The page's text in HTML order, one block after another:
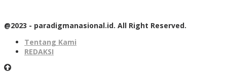
@2023 - paradigmanasional.id. All Right Reserved.
Tentang Kami
REDAKSI